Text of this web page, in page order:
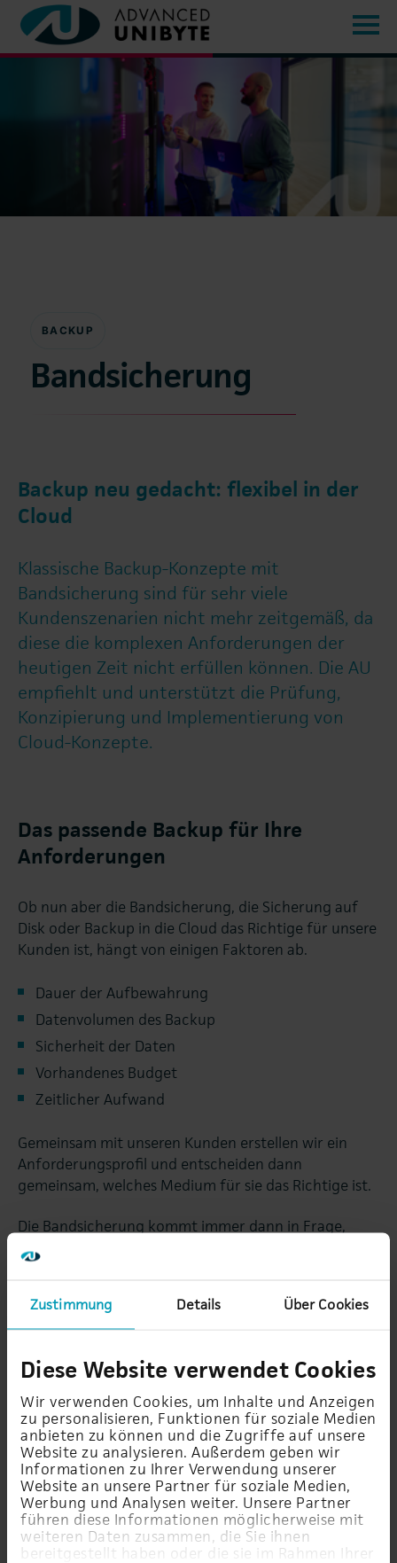
Zustimmung Details Über Cookies
Diese Website verwendet Cookies
Wir verwenden Cookies, um Inhalte und Anzeigen
zu personalisieren, Funktionen für soziale Medien
anbieten zu können und die Zugriffe auf unsere
Website zu analysieren. Außerdem geben wir
Informationen zu Ihrer Verwendung unserer
Website an unsere Partner für soziale Medien,
Werbung und Analysen weiter. Unsere Partner
führen diese Informationen möglicherweise mit
weiteren Daten zusammen, die Sie ihnen
bereitgestellt haben oder die sie im Rahmen Ihrer
BACKUP
Bandsicherung
Backup neu gedacht: flexibel in der
Cloud
Klassische Backup-Konzepte mit
Bandsicherung sind für sehr viele
Kundenszenarien nicht mehr zeitgemäß, da
diese die komplexen Anforderungen der
heutigen Zeit nicht erfüllen können. Die AU
empfiehlt und unterstützt die Prüfung,
Konzipierung und Implementierung von
Cloud-Konzepte.
Das passende Backup für Ihre
Anforderungen
Ob nun aber die Bandsicherung, die Sicherung auf
Disk oder Backup in die Cloud das Richtige für unsere
Kunden ist, hängt von einigen Faktoren ab.
Dauer der Aufbewahrung
Datenvolumen des Backup
Sicherheit der Daten
Vorhandenes Budget
Zeitlicher Aufwand
Gemeinsam mit unseren Kunden erstellen wir ein
Anforderungsprofil und entscheiden dann
gemeinsam, welches Medium für sie das Richtige ist.
Die Bandsicherung kommt immer dann in Frage,
wenn Sie Daten über eine lange Zeit aufbewahren
Lösung. Ein wichtiger Vorteil ist auch die einfache
Auslagerung der Bänder an einen sicheren Ort.
Bei allen Vorteilen darf man nicht vergessen, dass
diese Backup-Methode sehr zeitintensiv und langsam
ist. Daher lohnt es sich, die Thematik mit den AU-
Experten zu diskutieren und alternative Methoden
wie Backup to Disk oder Backup in der Cloud in
Betracht zu ziehen.